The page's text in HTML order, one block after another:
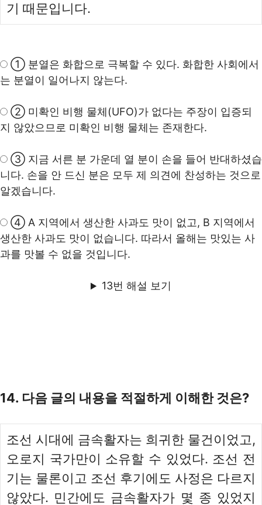
기 때문입니다.
① 분열은 화합으로 극복할 수 있다. 화합한 사회에서
는 분열이 일어나지 않는다.
② 미확인 비행 물체(UFO)가 없다는 주장이 입증되
지 않았으므로 미확인 비행 물체는 존재한다.
③ 지금 서른 분 가운데 열 분이 손을 들어 반대하셨습
니다. 손을 안 드신 분은 모두 제 의견에 찬성하는 것으로
알겠습니다.
④ A 지역에서 생산한 사과도 맛이 없고, B 지역에서
생산한 사과도 맛이 없습니다. 따라서 올해는 맛있는 사
과를 맛볼 수 없을 것입니다.
13번 해설 보기
14. 다음 글의 내용을 적절하게 이해한 것은?
조선 시대에 금속활자는 희귀한 물건이었고,
오로지 국가만이 소유할 수 있었다. 조선 전
기는 물론이고 조선 후기에도 사정은 다르지
않았다. 민간에도 금속활자가 몇 종 있었지